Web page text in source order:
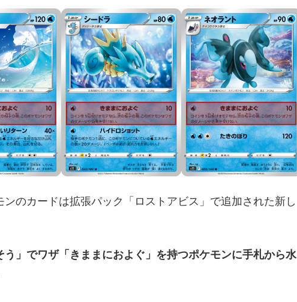
のカードは拡張パック「ロストアビス」で追加された新し
う」でワザ「きままにおよぐ」を持つポケモンに手札から水